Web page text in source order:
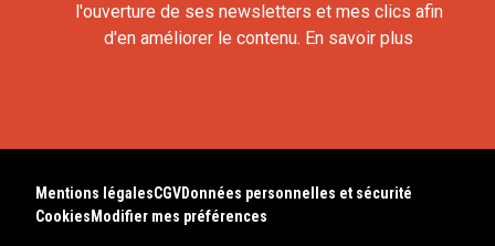
l'ouverture de ses newsletters et mes clics afin
d'en améliorer le contenu. En savoir plus
Mentions légalesCGVDonnées personnelles et sécurité
Cookies Modifier mes préférences